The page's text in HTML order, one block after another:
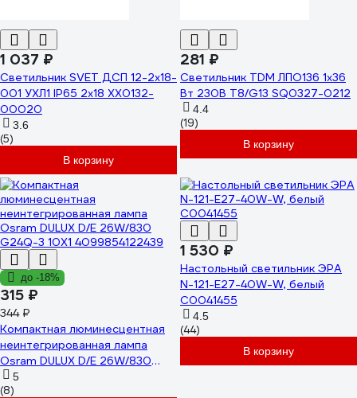
1 037 ₽
Светильник SVET ДСП 12-2x18-
001 УХЛ1 IP65 2x18 XX0132-
00020
3.6
(5)
В корзину
281 ₽
Светильник TDM ЛПО136 1х36
Вт 230В T8/G13 SQ0327-0212
4.4
(19)
В корзину
до -18%
315 ₽
344 ₽
Компактная люминесцентная
неинтегрированная лампа
Osram DULUX D/E 26W/830
G24Q-3 10X1 4099854122439
5
(8)
1 530 ₽
Настольный светильник ЭРА
N-121-E27-40W-W, белый
C0041455
4.5
(44)
В корзину